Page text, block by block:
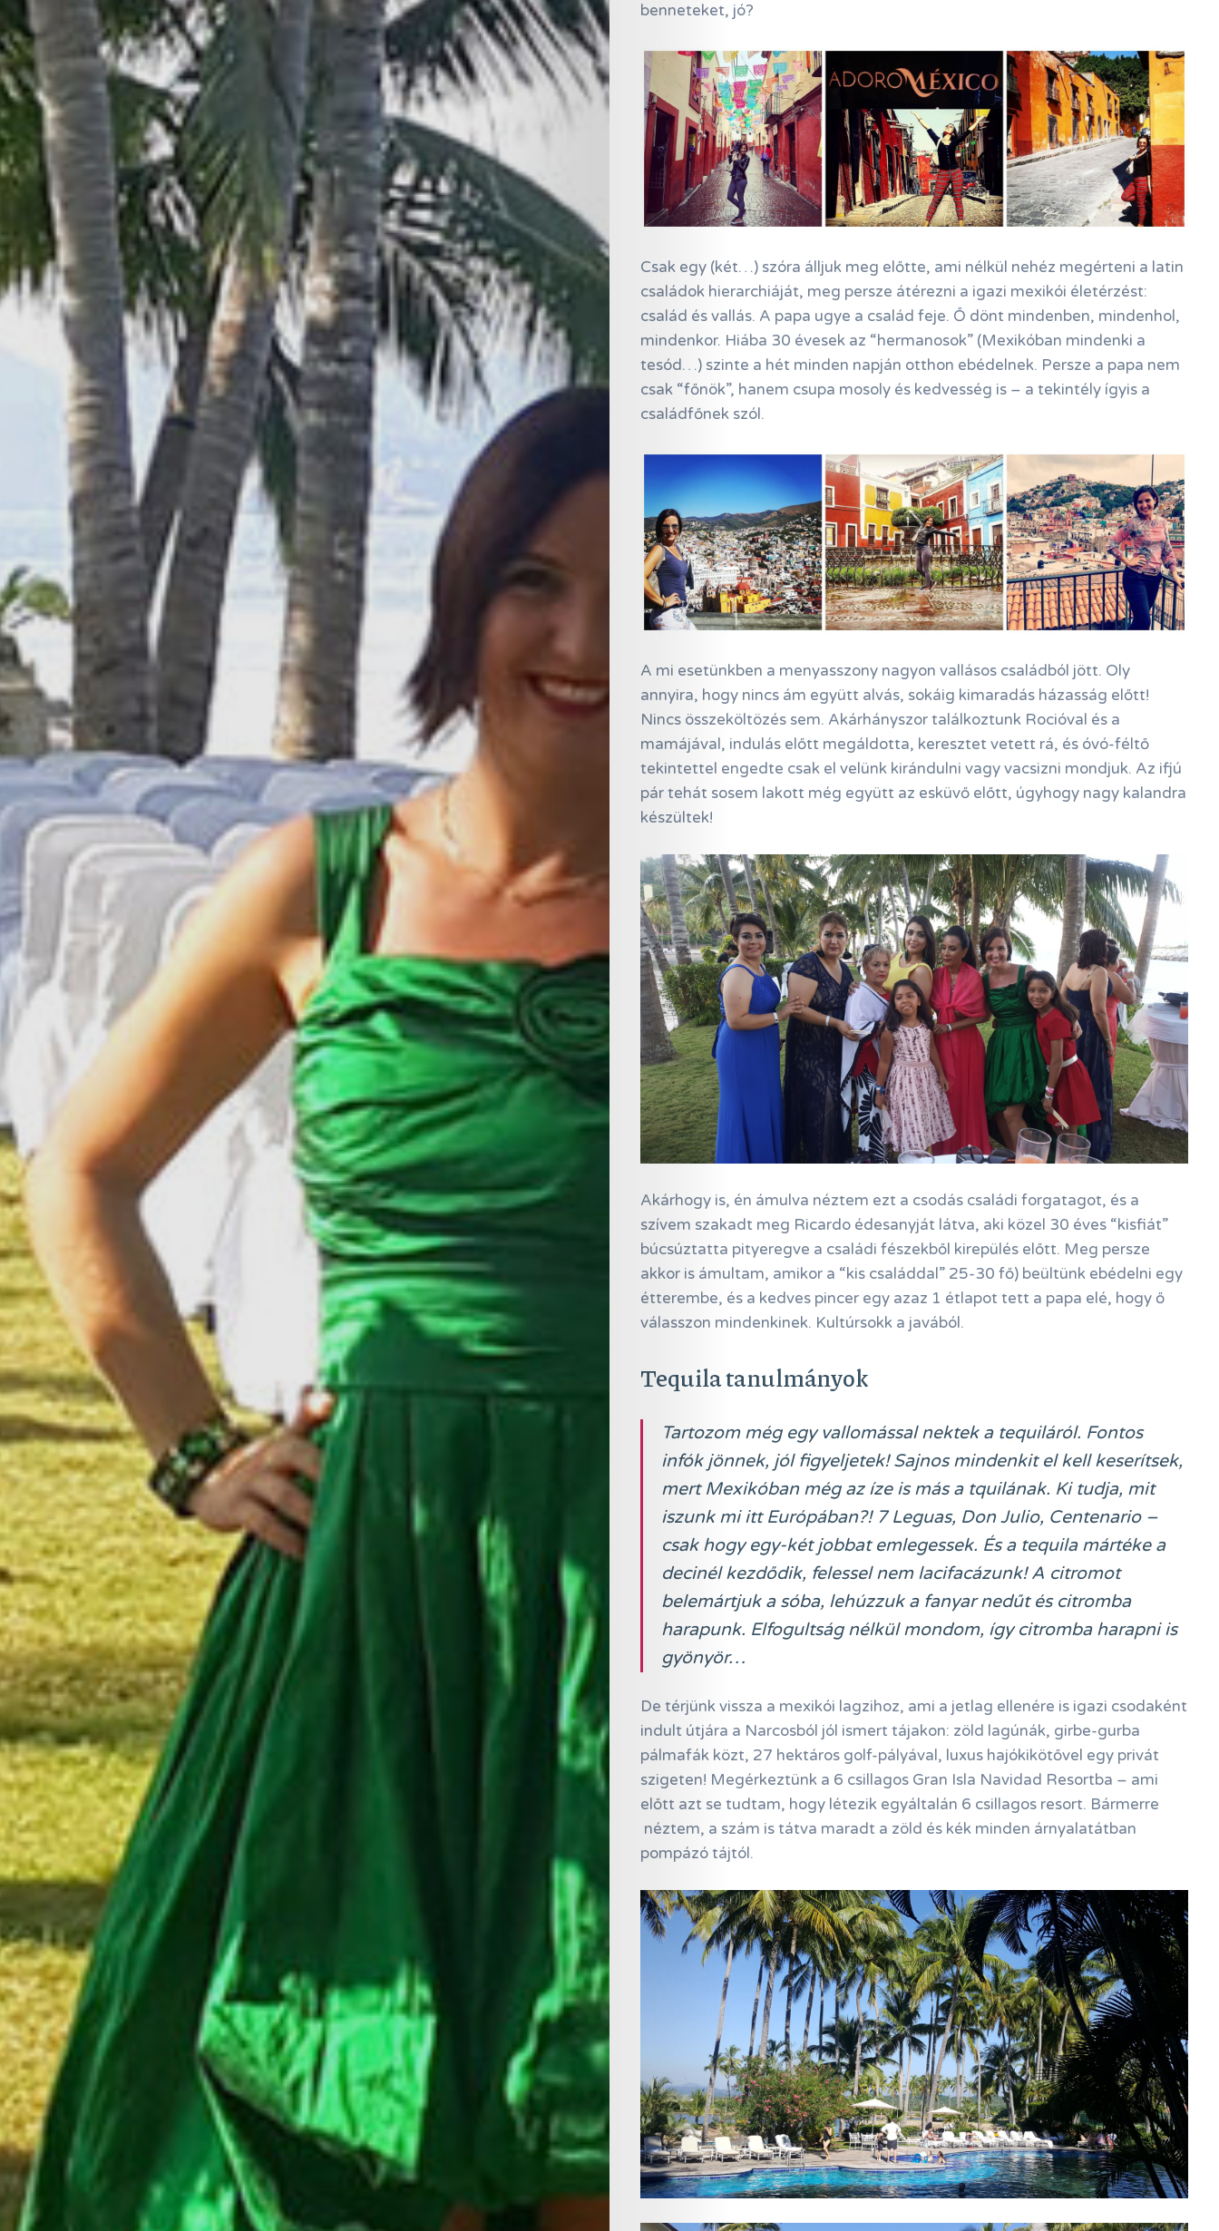
Online
Magazin
Hírlevél
Kapcsolat
Adatkezelés
Search
benneteket, jó?
Csak egy (két…) szóra álljuk meg előtte, ami nélkül nehéz megérteni a latin
családok hierarchiáját, meg persze átérezni a igazi mexikói életérzést:
család és vallás. A papa ugye a család feje. Ő dönt mindenben, mindenhol,
mindenkor. Hiába 30 évesek az “hermanosok” (Mexikóban mindenki a
tesód…) szinte a hét minden napján otthon ebédelnek. Persze a papa nem
csak “főnök”, hanem csupa mosoly és kedvesség is – a tekintély ígyis a
családfőnek szól.
A mi esetünkben a menyasszony nagyon vallásos családból jött. Oly
annyira, hogy nincs ám együtt alvás, sokáig kimaradás házasság előtt!
Nincs összeköltözés sem. Akárhányszor találkoztunk Rocióval és a
mamájával, indulás előtt megáldotta, keresztet vetett rá, és óvó-féltő
tekintettel engedte csak el velünk kirándulni vagy vacsizni mondjuk. Az ifjú
pár tehát sosem lakott még együtt az esküvő előtt, úgyhogy nagy kalandra
készültek!
Akárhogy is, én ámulva néztem ezt a csodás családi forgatagot, és a
szívem szakadt meg Ricardo édesanyját látva, aki közel 30 éves “kisfiát”
búcsúztatta pityeregve a családi fészekből kirepülés előtt. Meg persze
akkor is ámultam, amikor a “kis családdal” 25-30 fő) beültünk ebédelni egy
étterembe, és a kedves pincer egy azaz 1 étlapot tett a papa elé, hogy ő
válasszon mindenkinek. Kultúrsokk a javából.
Tequila tanulmányok
Tartozom még egy vallomással nektek a tequiláról. Fontos
infók jönnek, jól figyeljetek! Sajnos mindenkit el kell keserítsek,
mert Mexikóban még az íze is más a tquilának. Ki tudja, mit
iszunk mi itt Európában?! 7 Leguas, Don Julio, Centenario –
csak hogy egy-két jobbat emlegessek. És a tequila mártéke a
decinél kezdődik, felessel nem lacifacázunk! A citromot
belemártjuk a sóba, lehúzzuk a fanyar nedűt és citromba
harapunk. Elfogultság nélkül mondom, így citromba harapni is
gyönyör…
De térjünk vissza a mexikói lagzihoz, ami a jetlag ellenére is igazi csodaként
indult útjára a Narcosból jól ismert tájakon: zöld lagúnák, girbe-gurba
pálmafák közt, 27 hektáros golf-pályával, luxus hajókikötővel egy privát
szigeten! Megérkeztünk a 6 csillagos Gran Isla Navidad Resortba – ami
előtt azt se tudtam, hogy létezik egyáltalán 6 csillagos resort. Bármerre
néztem, a szám is tátva maradt a zöld és kék minden árnyalatátban
pompázó tájtól.